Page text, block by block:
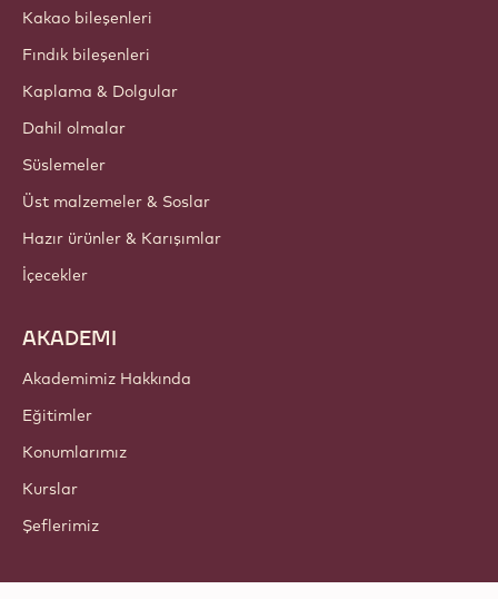
Kakao bileşenleri
Fındık bileşenleri
Kaplama & Dolgular
Dahil olmalar
Süslemeler
Üst malzemeler & Soslar
Hazır ürünler & Karışımlar
İçecekler
AKADEMI
Akademimiz Hakkında
Eğitimler
Konumlarımız
Kurslar
Şeflerimiz